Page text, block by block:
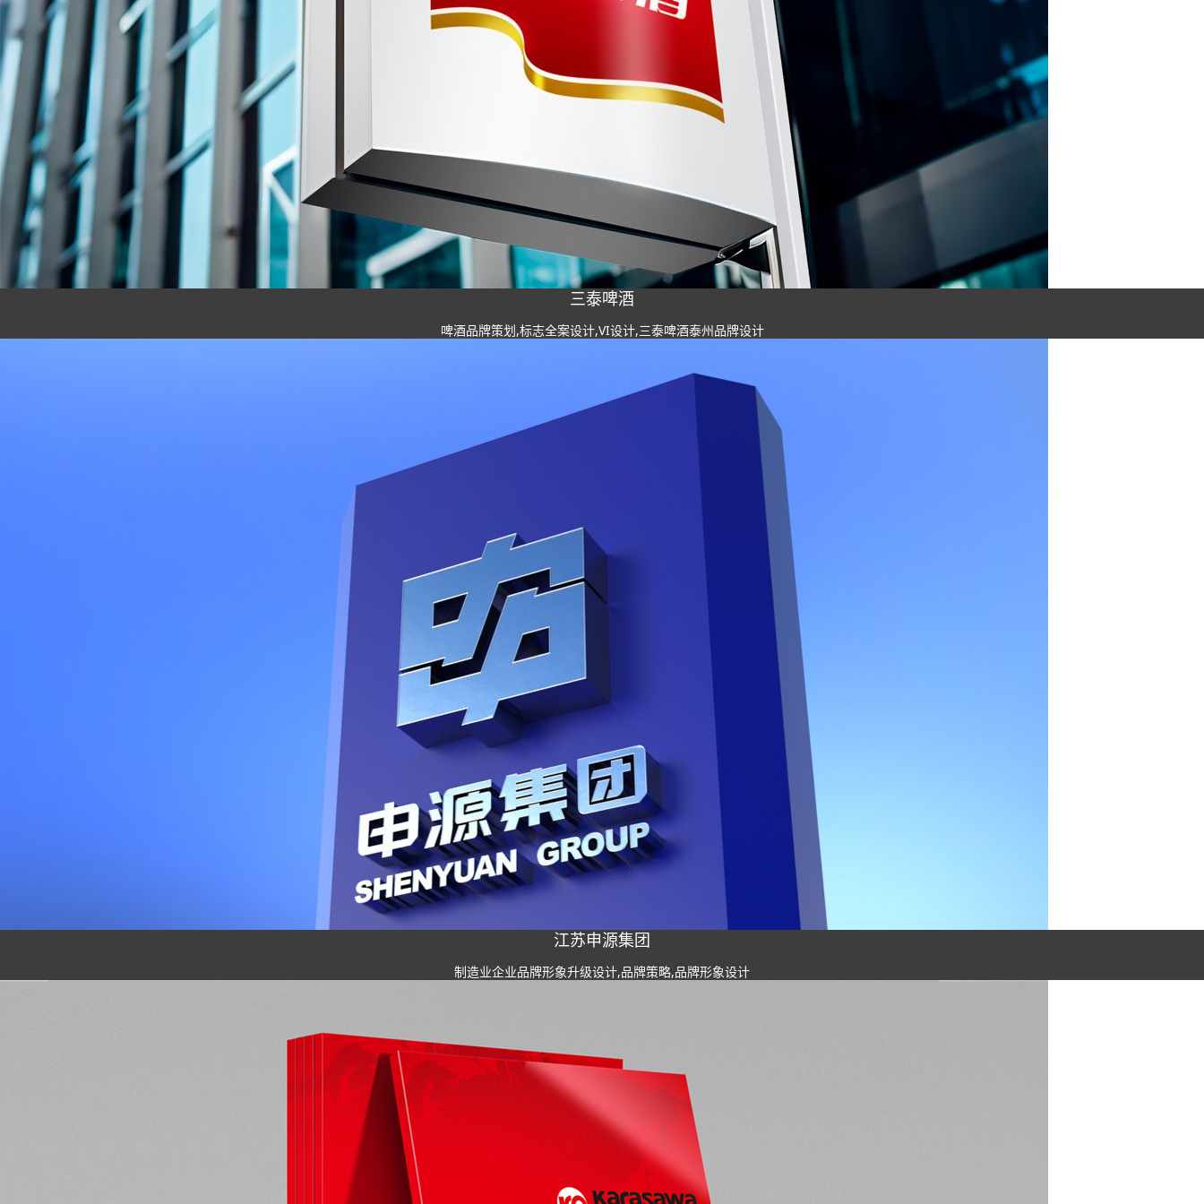
三泰啤酒
啤酒品牌策划,标志全案设计,VI设计,三泰啤酒泰州品牌设计
江苏申源集团
制造业企业品牌形象升级设计,品牌策略,品牌形象设计